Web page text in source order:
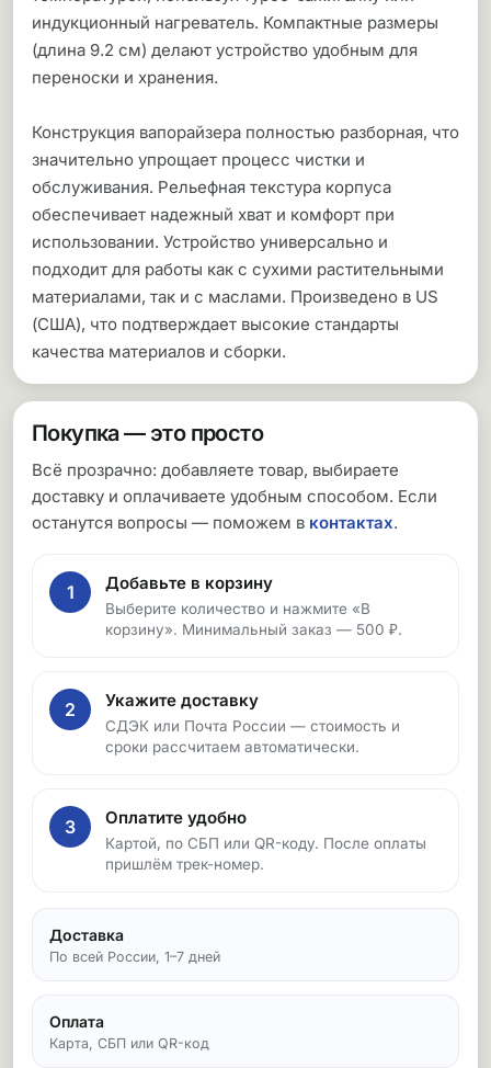
индукционный нагреватель. Компактные размеры
(длина 9.2 см) делают устройство удобным для
переноски и хранения.
Конструкция вапорайзера полностью разборная, что
значительно упрощает процесс чистки и
обслуживания. Рельефная текстура корпуса
обеспечивает надежный хват и комфорт при
использовании. Устройство универсально и
подходит для работы как с сухими растительными
материалами, так и с маслами. Произведено в US
(США), что подтверждает высокие стандарты
качества материалов и сборки.
Покупка — это просто
Всё прозрачно: добавляете товар, выбираете
доставку и оплачиваете удобным способом. Если
останутся вопросы — поможем в контактах.
1 Добавьте в корзину
Выберите количество и нажмите «В
корзину». Минимальный заказ — 500 ₽.
2 Укажите доставку
СДЭК или Почта России — стоимость и
сроки рассчитаем автоматически.
3 Оплатите удобно
Картой, по СБП или QR-коду. После оплаты
пришлём трек-номер.
Доставка
По всей России, 1–7 дней
Оплата
Карта, СБП или QR-код